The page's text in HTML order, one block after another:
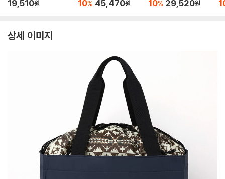
19,510원 10% 45,470원 10% 29,520원
상세 이미지